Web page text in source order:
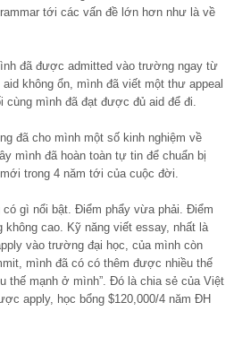
tới các vấn đề lớn hơn như là về
đã được admitted vào trường ngay từ
không ổn, mình đã viết một thư appeal
cùng mình đã đạt được đủ aid để đi.
đã cho mình một số kinh nghiệm về
mình đã hoàn toàn tự tin để chuẩn bị
trong 4 năm tới của cuộc đời.
có gì nổi bật. Điểm phẩy vừa phải. Điểm
không cao. Kỹ năng viết essay, nhất là
vào trường đại học, của mình còn
mình đã có có thêm được nhiều thế
thế mạnh ở mình”. Đó là chia sẻ của Việt
apply, học bổng $120,000/4 năm ĐH